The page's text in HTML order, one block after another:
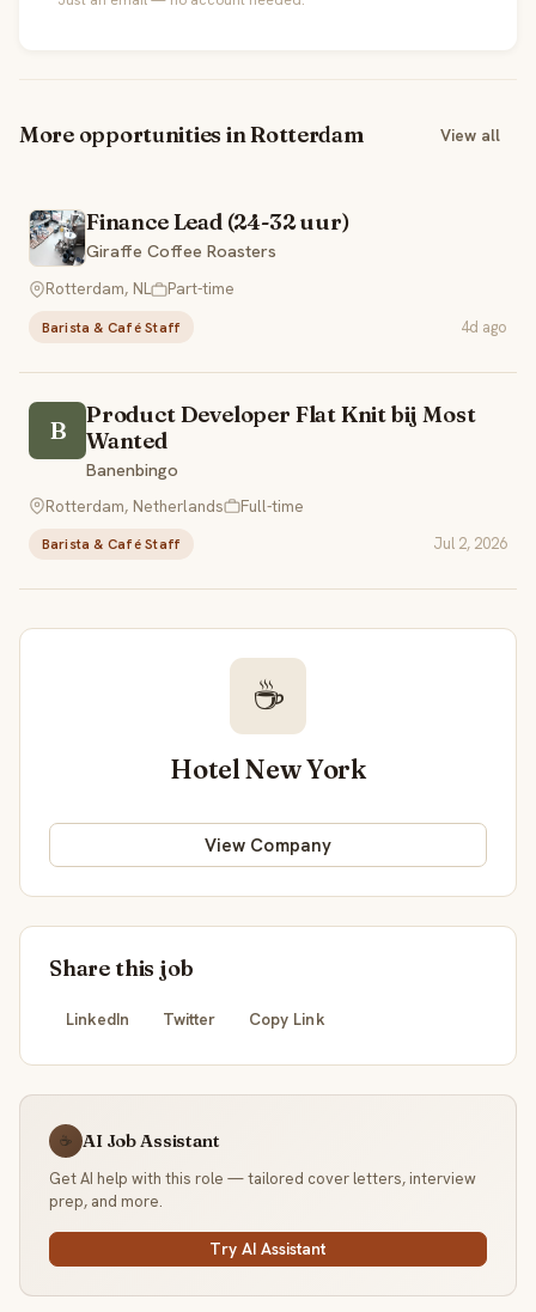
More opportunities in Rotterdam View all
Finance Lead (24-32 uur)
Giraffe Coffee Roasters
Rotterdam, NL
Part-time
Barista & Café Staff 4d ago
B
Product Developer Flat Knit bij Most
Wanted
Banenbingo
Rotterdam, Netherlands
Full-time
Barista & Café Staff Jul 2, 2026
☕
Hotel New York
View Company
Share this job
LinkedIn Twitter Copy Link
☕ AI Job Assistant
Get AI help with this role — tailored cover letters, interview
prep, and more.
Try AI Assistant